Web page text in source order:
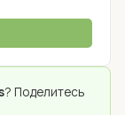
? Поделитесь